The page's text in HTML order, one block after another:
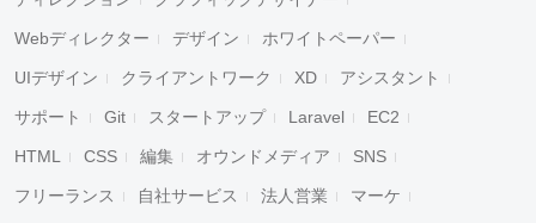
Webディレクター デザイン ホワイトペーパー
UIデザイン クライアントワーク XD アシスタント
サポート Git スタートアップ Laravel EC2
HTML CSS 編集 オウンドメディア SNS
フリーランス 自社サービス 法人営業 マーケ